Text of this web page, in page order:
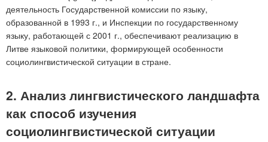
деятельность Государственной комиссии по языку,
образованной в 1993 г., и Инспекции по государственному
языку, работающей с 2001 г., обеспечивают реализацию в
Литве языковой политики, формирующей особенности
социолингвистической ситуации в стране.
2. Анализ лингвистического ландшафта
как способ изучения
социолингвистической ситуации